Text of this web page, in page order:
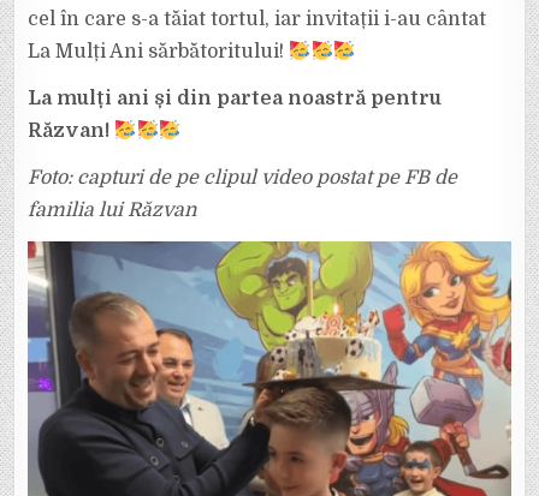
cel în care s-a tăiat tortul, iar invitații i-au cântat
La Mulți Ani sărbătoritului!
La mulți ani și din partea noastră pentru
Răzvan!
Foto: capturi de pe clipul video postat pe FB de
familia lui Răzvan